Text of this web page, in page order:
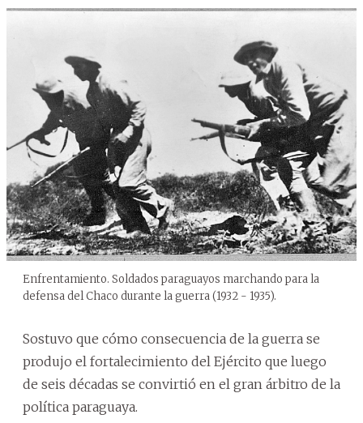
Enfrentamiento. Soldados paraguayos marchando para la
defensa del Chaco durante la guerra (1932 - 1935).
Sostuvo que cómo consecuencia de la guerra se
produjo el fortalecimiento del Ejército que luego
de seis décadas se convirtió en el gran árbitro de la
política paraguaya.